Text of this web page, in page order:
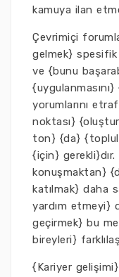
kamuya ilan
Çevrimiçi
gelmek}
ve {bunu
{uygulanmasını}
yorumlarını
noktası}
ton} {da}
{için}
konuşmaktan}
katılmak} daha
yardım etmeyi}
geçirmek} bu
bireyleri}
{Kariyer